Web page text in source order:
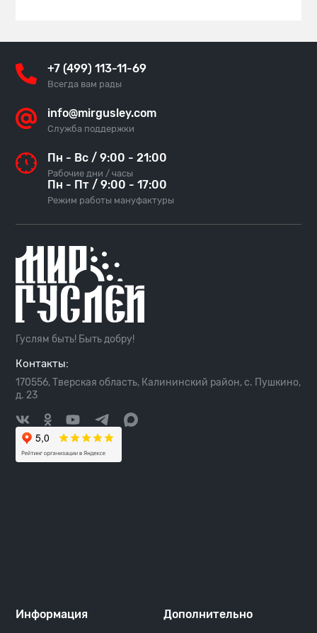
+7 (499) 113-11-69
Всегда вам рады
info@mirgusley.com
Служба поддержки
Пн - Вс / 9:00 - 21:00
Рабочие дни / часы
Пн - Пт / 9:00 - 17:00
Режим работы мануфактуры
Гуслям быть! Быть добру!
Контакты:
170556, Тверская область, Калининский район, с. Пушкино,
д. 23
Информация Дополнительно